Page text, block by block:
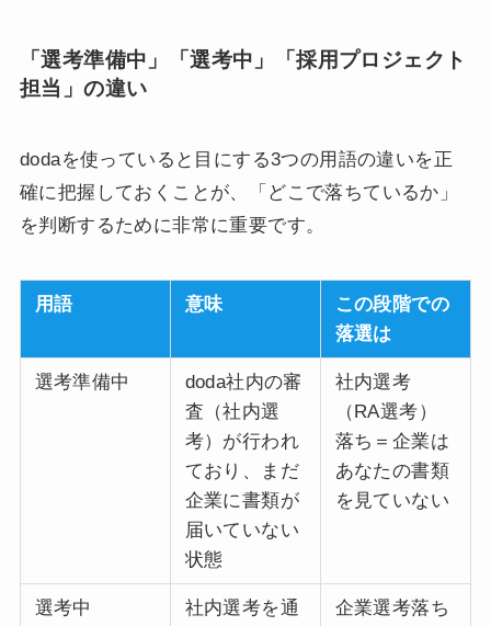
「選考準備中」「選考中」「採用プロジェクト
担当」の違い
dodaを使っていると目にする3つの用語の違いを正
確に把握しておくことが、「どこで落ちているか」
を判断するために非常に重要です。
用語 意味
この段階での
落選は
選考準備中
doda社内の審
査（社内選
考）が行われ
ており、まだ
企業に書類が
届いていない
状態
社内選考
（RA選考）
落ち＝企業は
あなたの書類
を見ていない
選考中
社内選考を通
企業選考落ち